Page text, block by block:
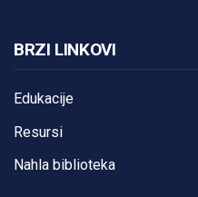
BRZI LINKOVI
Edukacije
Resursi
Nahla biblioteka